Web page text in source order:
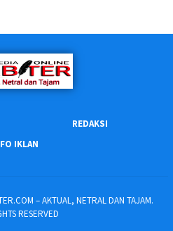
REDAKSI
IKLAN
– AKTUAL, NETRAL DAN TAJAM.
RESERVED